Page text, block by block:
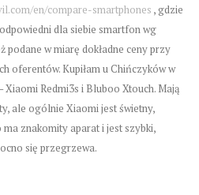
en/compare-smartphones , gdzie
dla siebie smartfon wg
podane w miarę dokładne ceny przy
oferentów. Kupiłam u Chińczyków w
Xiaomi Redmi3s i Bluboo Xtouch. Mają
ale ogólnie Xiaomi jest świetny,
znakomity aparat i jest szybki,
się przegrzewa.